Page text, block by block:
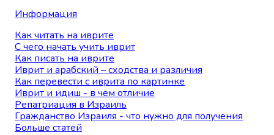
Информация
Как читать на иврите
С чего начать учить иврит
Как писать на иврите
Иврит и арабский – сходства и различия
Как перевести с иврита по картинке
Иврит и идиш - в чем отличие
Репатриация в Израиль
Гражданство Израиля - что нужно для получения
Больше статей